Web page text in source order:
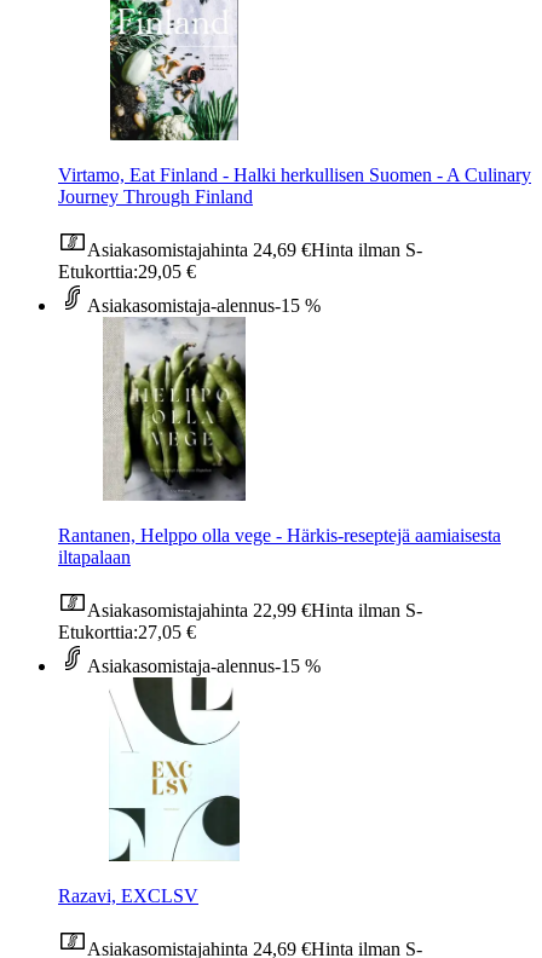
Virtamo, Eat Finland - Halki herkullisen Suomen - A Culinary
Journey Through Finland
Asiakasomistajahinta 24,69 €Hinta ilman S-
Etukorttia:29,05 €
Asiakasomistaja-alennus-15 %
Rantanen, Helppo olla vege - Härkis-reseptejä aamiaisesta
iltapalaan
Asiakasomistajahinta 22,99 €Hinta ilman S-
Etukorttia:27,05 €
Asiakasomistaja-alennus-15 %
Razavi, EXCLSV
Asiakasomistajahinta 24,69 €Hinta ilman S-